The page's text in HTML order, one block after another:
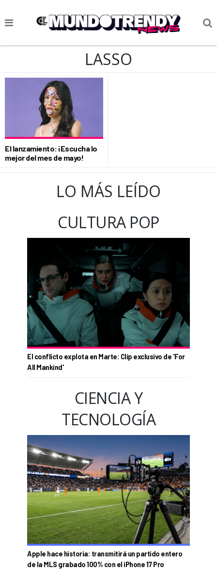
NOTICIAS
CIENCIA Y TECNOLOGÍA
SOCIEDAD
CULTURIZANDO.COM
LASSO
El lanzamiento: ¡Escucha lo
mejor del mes de mayo!
LO MÁS LEÍDO
CULTURA POP
El conflicto explota en Marte: Clip exclusivo de 'For
All Mankind'
CIENCIA Y
TECNOLOGÍA
Apple hace historia: transmitirá un partido entero
de la MLS grabado 100% con el iPhone 17 Pro